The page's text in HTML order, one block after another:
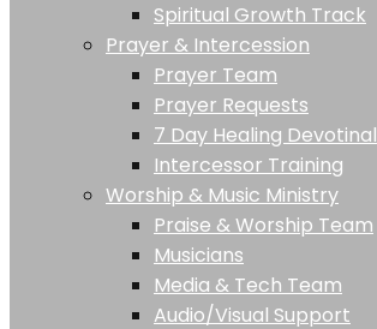
Spiritual Growth Track
Prayer & Intercession
Prayer Team
Prayer Requests
7 Day Healing Devotinal
Intercessor Training
Worship & Music Ministry
Praise & Worship Team
Musicians
Media & Tech Team
Audio/Visual Support